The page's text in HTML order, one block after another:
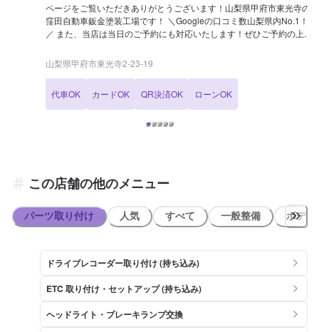
ページをご覧いただきありがとうございます！山梨県甲府市東光寺の
窪田自動車鈑金塗装工場です！ ＼Googleの口コミ数山梨県内No.1！
／ また、当店は当日のご予約にも対応いたします！ぜひご予約の上で
イズにも対応可能です。 国産車・欧州車・アメ車・希少車・テスラで
もなんでもご相談ください！ 「どこに修理に出したらいいのかわから
適正なのか心配」 「女性なので修理に出すのが少し不安」 「事故で
保険の手続きなどわからない」 「きれいに直るか心配」 このような
場合は、ぜひ当店をご利用ください！ 当店では優良店に与えられる表
つ丁寧な作業を致します。
山梨県甲府市東光寺2-23-19
代車OK カードOK QR決済OK ローンOK
この店舗の他のメニュー
パーツ取り付け 人気 すべて 一般整備 ボディ
ドライブレコーダー取り付け (持ち込み)
ETC 取り付け・セットアップ (持ち込み)
ヘッドライト・ブレーキランプ交換